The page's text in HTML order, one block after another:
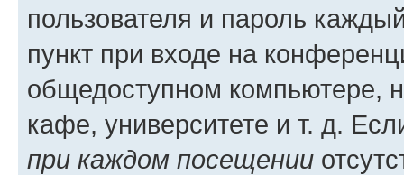
пользователя и пароль
пункт при входе на
общедоступном компьютере,
кафе, университете и т. д.
при каждом посещении